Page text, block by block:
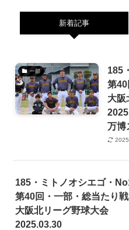
新着記事
一部
185
第
大阪
万博
185・ミトノオシエゴ・
第40回・一部・総当たり戦
大阪北リーグ野球大会
2025.03.30